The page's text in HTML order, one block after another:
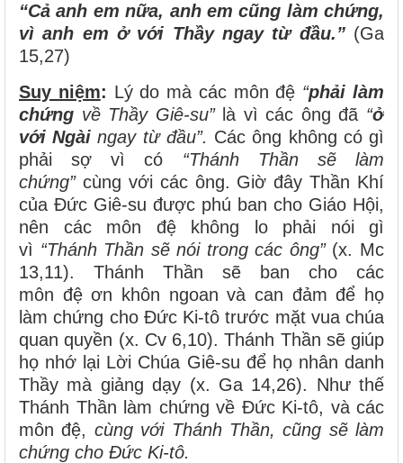
“Cả anh em nữa, anh em cũng làm chứng,
vì anh em ở với Thầy ngay từ đầu.” (Ga
15,27)
Suy niệm: Lý do mà các môn đệ “phải làm
chứng về Thầy Giê-su”là vì các ông đã “ở
với Ngài ngay từ đầu”. Các ông không có gì
phải sợ vì có “Thánh Thần sẽ làm
chứng” cùng với các ông. Giờ đây Thần Khí
của Đức Giê-su được phú ban cho Giáo Hội,
nên các môn đệ không lo phải nói gì
vì “Thánh Thần sẽ nói trong các ông”(x. Mc
13,11). Thánh Thần sẽ ban cho các
môn đệ ơn khôn ngoan và can đảm để họ
làm chứng cho Đức Ki-tô trước mặt vua chúa
quan quyền (x. Cv 6,10). Thánh Thần sẽ giúp
họ nhớ lại Lời Chúa Giê-su để họ nhân danh
Thầy mà giảng dạy (x. Ga 14,26). Như thế
Thánh Thần làm chứng về Đức Ki-tô, và các
môn đệ, cùng với Thánh Thần, cũng sẽ làm
chứng cho Đức Ki-tô.